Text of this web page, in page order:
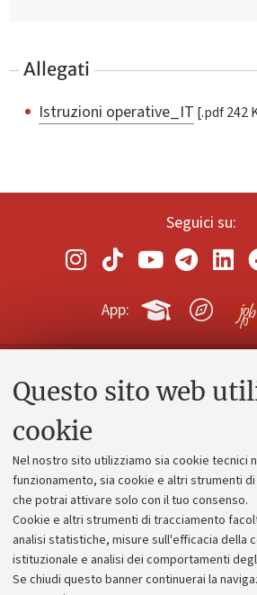
Questo sito web
cookie
Nel nostro sito utilizziamo sia cookie tecnici
funzionamento, sia cookie e altri strumenti
che potrai attivare solo con il tuo consenso.
Cookie e altri strumenti di tracciamento
analisi statistiche, misure sull'efficacia della
istituzionale e analisi dei comportamenti
Se chiudi questo banner continuerai la
Allegati
Istruzioni operative_IT [.pdf 242
Seguici su:
App:
Contatti e PEC
Alumni
Piano strategico
Bilanci
Donazioni e